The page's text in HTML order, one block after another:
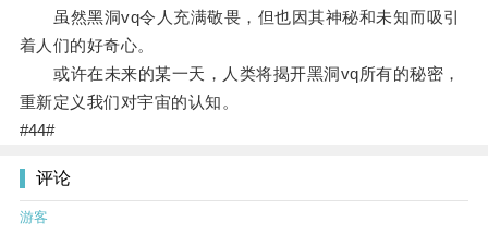
虽然黑洞vq令人充满敬畏，但也因其神秘和未知而吸引
着人们的好奇心。
或许在未来的某一天，人类将揭开黑洞vq所有的秘密，
重新定义我们对宇宙的认知。
#44#
评论
游客